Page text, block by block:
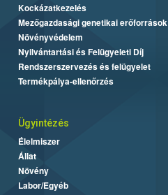
Kockázatkezelés
Mezőgazdasági genetikai erőforrások
Növényvédelem
Nyilvántartási és Felügyeleti Díj
Rendszerszervezés és felügyelet
Termékpálya-ellenőrzés
Ügyintézés
Élelmiszer
Állat
Növény
Labor/Egyéb